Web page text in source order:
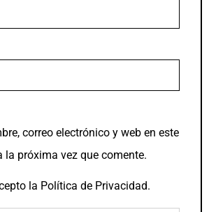
correo electrónico y web en este
la próxima vez que comente.
la Política de Privacidad.